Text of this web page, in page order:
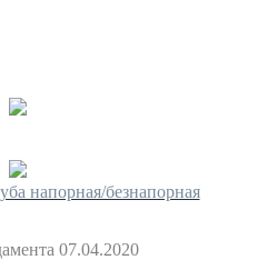
напорная/безнапорная
07.04.2020